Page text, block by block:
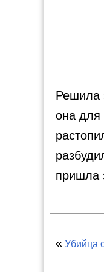
Решила
она для
пришла
« Убийца